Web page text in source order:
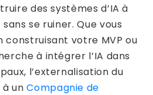
des systèmes d’IA à
se ruiner. Que vous
construisant votre MVP ou
à intégrer l’IA dans
l’externalisation du
à unCompagnie de